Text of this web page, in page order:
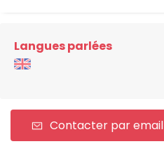
Langues parlées
Contacter par email